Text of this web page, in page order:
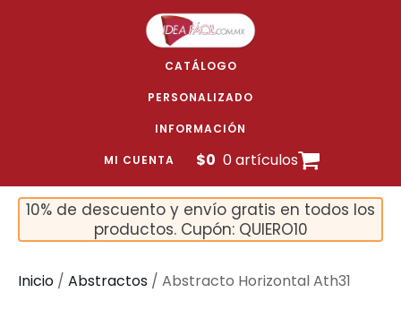
CATÁLOGO
PERSONALIZADO
INFORMACIÓN
MI CUENTA $0 0 artículos
10% de descuento y envío gratis en todos los
productos. Cupón: QUIERO10
Inicio / Abstractos / Abstracto Horizontal Ath31